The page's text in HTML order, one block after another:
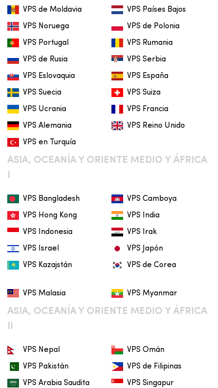
VPS de Moldavia VPS Países Bajos
VPS Noruega VPS de Polonia
VPS Portugal VPS Rumania
VPS de Rusia VPS Serbia
VPS Eslovaquia VPS España
VPS Suecia VPS Suiza
VPS Ucrania VPS Francia
VPS Alemania VPS Reino Unido
VPS en Turquía
ASIA, OCEANÍA Y ORIENTE MEDIO Y ÁFRICA
I
VPS Bangladesh VPS Camboya
VPS Hong Kong VPS India
VPS Indonesia VPS Irak
VPS Israel VPS Japón
VPS Kazajstán VPS de Corea
VPS Malasia VPS Myanmar
ASIA, OCEANÍA Y ORIENTE MEDIO Y ÁFRICA
II
VPS Nepal VPS Omán
VPS Pakistán VPS de Filipinas
VPS Arabia Saudita VPS Singapur